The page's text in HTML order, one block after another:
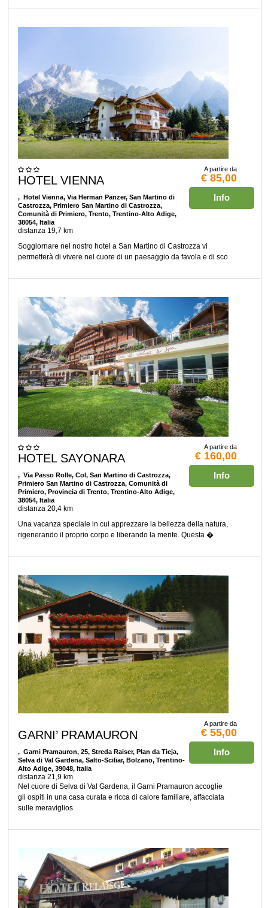
A partire da
€ 85,00
Info
HOTEL VIENNA
, Hotel Vienna, Via Herman Panzer, San Martino di
Castrozza, Primiero San Martino di Castrozza,
Comunità di Primiero, Trento, Trentino-Alto Adige,
38054, Italia
distanza 19,7 km
Soggiornare nel nostro hotel a San Martino di Castrozza vi
permetterà di vivere nel cuore di un paesaggio da favola e di sco
A partire da
€ 160,00
Info
HOTEL SAYONARA
, Via Passo Rolle, Col, San Martino di Castrozza,
Primiero San Martino di Castrozza, Comunità di
Primiero, Provincia di Trento, Trentino-Alto Adige,
38054, Italia
distanza 20,4 km
Una vacanza speciale in cui apprezzare la bellezza della natura,
rigenerando il proprio corpo e liberando la mente. Questa �
A partire da
€ 55,00
Info
GARNI’ PRAMAURON
, Garni Pramauron, 25, Streda Raiser, Plan da Tieja,
Selva di Val Gardena, Salto-Sciliar, Bolzano, Trentino-
Alto Adige, 39048, Italia
distanza 21,9 km
Nel cuore di Selva di Val Gardena, il Garni Pramauron accoglie
gli ospiti in una casa curata e ricca di calore familiare, affacciata
sulle meraviglios